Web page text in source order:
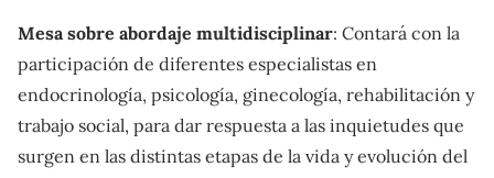
Mesa sobre abordaje multidisciplinar: Contará con la
participación de diferentes especialistas en
endocrinología, psicología, ginecología, rehabilitación y
trabajo social, para dar respuesta a las inquietudes que
surgen en las distintas etapas de la vida y evolución del